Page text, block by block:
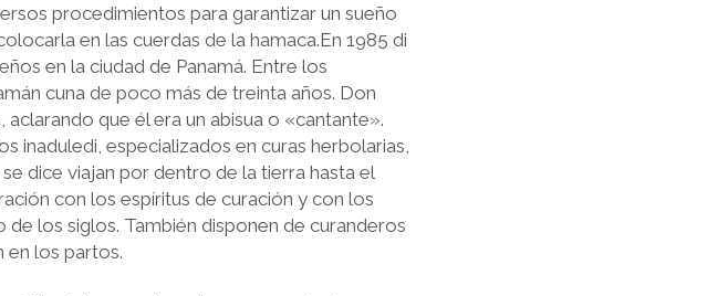
procedimientos para garantizar un sueño
en las cuerdas de la hamaca.En 1985 di
en la ciudad de Panamá. Entre los
cuna de poco más de treinta años. Don
que él era un abisua o «cantante».
inaduledi, especializados en curas herbolarias,
dice viajan por dentro de la tierra hasta el
con los espíritus de curación y con los
los siglos. Tam­bién disponen de curanderos
en los partos.